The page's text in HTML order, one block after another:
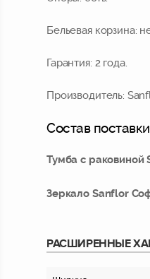
Бельевая корзина:
Гарантия: 2 года.
Производитель:
Состав
Тумба с раковиной
Зеркало Sanflor
РАСШИРЕННЫЕ